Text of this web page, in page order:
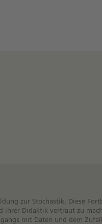
zur Stochastik. Diese
ihrer Didaktik vertraut zu
mit Daten und dem